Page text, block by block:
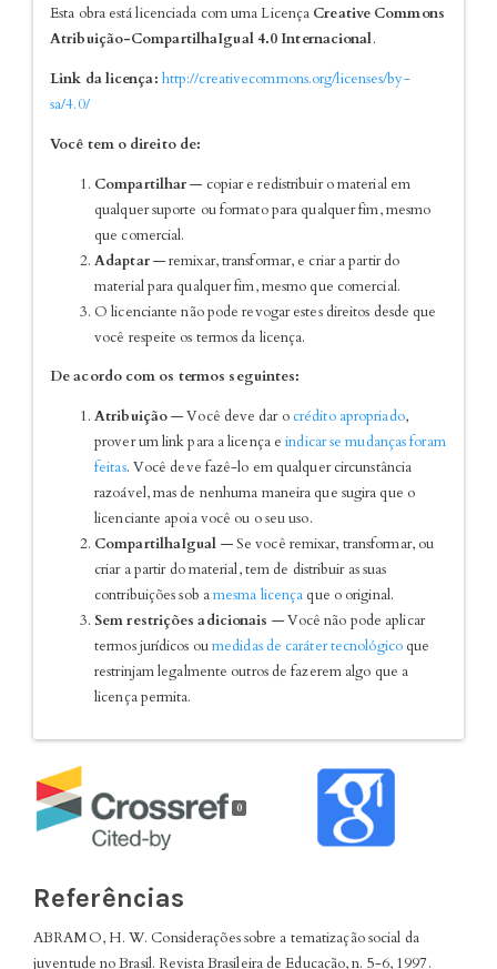
Esta obra está licenciada com uma Licença Creative Commons
Atribuição-CompartilhaIgual 4.0 Internacional.
Link da licença: http://creativecommons.org/licenses/by-
sa/4.0/
Você tem o direito de:
Compartilhar— copiar e redistribuir o material em
qualquer suporte ou formato para qualquer fim, mesmo
que comercial.
Adaptar— remixar, transformar, e criar a partir do
material para qualquer fim, mesmo que comercial.
O licenciante não pode revogar estes direitos desde que
você respeite os termos da licença.
De acordo com os termos seguintes:
Atribuição— Você deve dar o crédito apropriado,
prover um link para a licença eindicar se mudanças foram
feitas. Você deve fazê-lo em qualquer circunstância
razoável, mas de nenhuma maneira que sugira que o
licenciante apoia você ou o seu uso.
CompartilhaIgual — Se você remixar, transformar, ou
criar a partir do material, tem de distribuir as suas
contribuições sob amesma licença que o original.
Sem restrições adicionais — Você não pode aplicar
termos jurídicos oumedidas de caráter tecnológico que
restrinjam legalmente outros de fazerem algo que a
licença permita.
0
Referências
ABRAMO, H. W. Considerações sobre a tematização social da
juventude no Brasil. Revista Brasileira de Educação, n. 5-6, 1997.